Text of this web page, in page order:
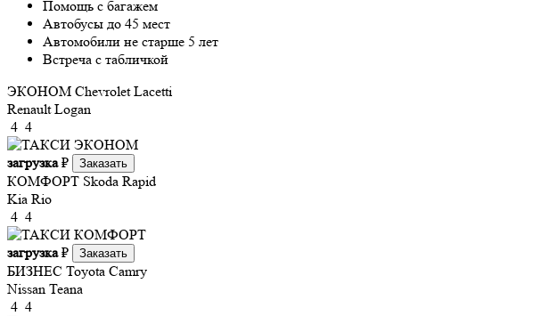
Помощь с багажем
Автобусы до 45 мест
Автомобили не старше 5 лет
Встреча с табличкой
ЭКОНОМ Chevrolet Lacetti
Renault Logan
4 4
загрузка₽ Заказать
КОМФОРТ Skoda Rapid
Kia Rio
4 4
загрузка₽ Заказать
БИЗНЕС Toyota Camry
Nissan Teana
4 4